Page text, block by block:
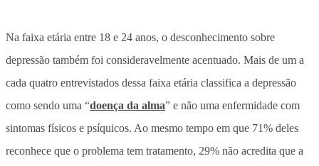
Na faixa etária entre 18 e 24 anos, o desconhecimento sobre
depressão também foi consideravelmente acentuado. Mais de um a
cada quatro entrevistados dessa faixa etária classifica a depressão
como sendo uma “doença da alma” e não uma enfermidade com
sintomas físicos e psíquicos. Ao mesmo tempo em que 71% deles
reconhece que o problema tem tratamento, 29% não acredita que a